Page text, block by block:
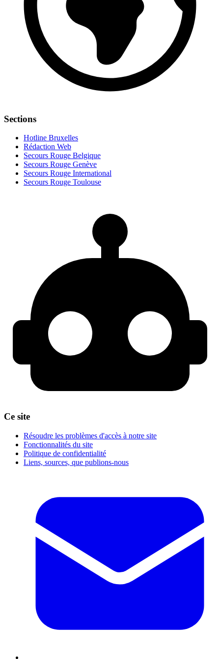
Sections
Hotline Bruxelles
Rédaction Web
Secours Rouge Belgique
Secours Rouge Genève
Secours Rouge International
Secours Rouge Toulouse
Ce site
Résoudre les problèmes d'accès à notre site
Fonctionnalités du site
Politique de confidentialité
Liens, sources, que publions-nous